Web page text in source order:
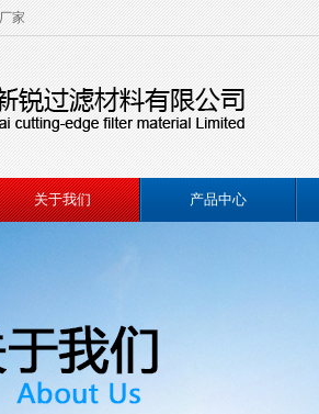
家
关于我们 产品中心